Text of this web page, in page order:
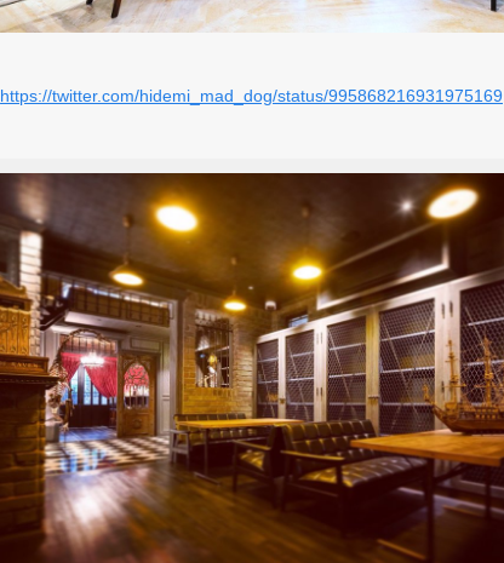
https://twitter.com/hidemi_mad_dog/status/995868216931975169